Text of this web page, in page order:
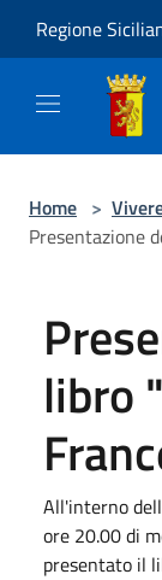
Regione
Home >
Presentazione
libro
All'interno
ore 20.00 di
presentato il